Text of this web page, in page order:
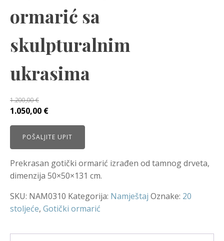
ormarić sa
skulpturalnim
ukrasima
1.200,00€
Izvorna
cijena
bila
je:
1.200,00 €.
1.050,00 €Trenutna
cijena
je:
1.050,00 €.
POŠALJITE UPIT
Prekrasan gotički ormarić izrađen od tamnog drveta,
dimenzija 50×50×131 cm.
SKU: NAM0310 Kategorija: Namještaj Oznake: 20
stoljeće, Gotički ormarić